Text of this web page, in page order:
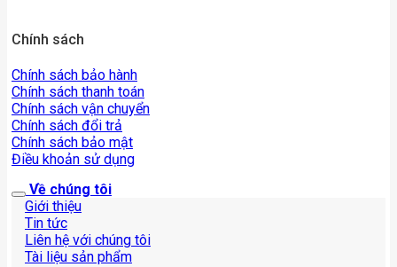
Chính sách
Chính sách bảo hành
Chính sách thanh toán
Chính sách vận chuyển
Chính sách đổi trả
Chính sách bảo mật
Điều khoản sử dụng
Về chúng tôi
Giới thiệu
Tin tức
Liên hệ với chúng tôi
Tài liệu sản phẩm